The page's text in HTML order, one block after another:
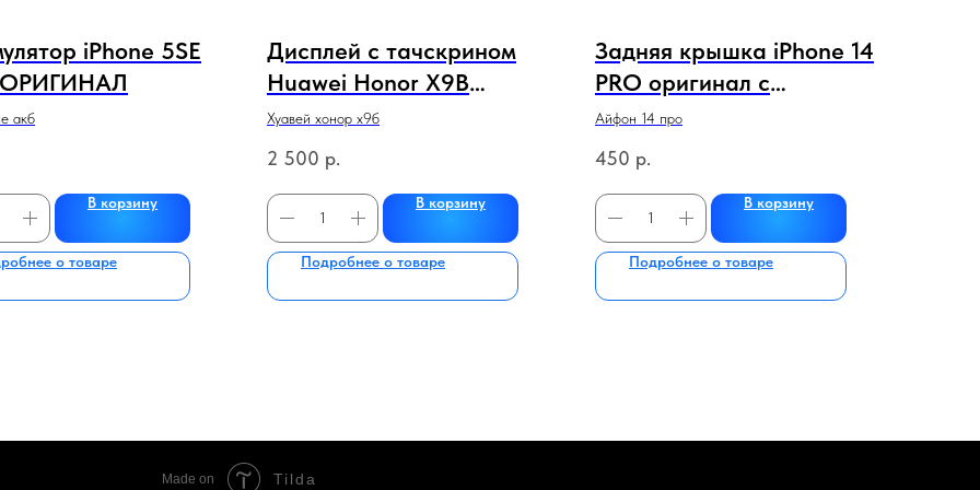
iPhone 5SE
ОРИГИНАЛ
акб
В корзину
о товаре
Дисплей с тачскрином
Huawei Honor X9B
(черный) 100% оригинал
Хуавей хонор х9б
2 500 р.
В корзину
Подробнее о товаре
Задняя крышка iPhone 14
PRO оригинал с
логотипом и широким
вырезом!
(черный,белый,золото,фи
олетовый)
Айфон 14 про
450 р.
В корзину
Подробнее о товаре
Made on Tilda